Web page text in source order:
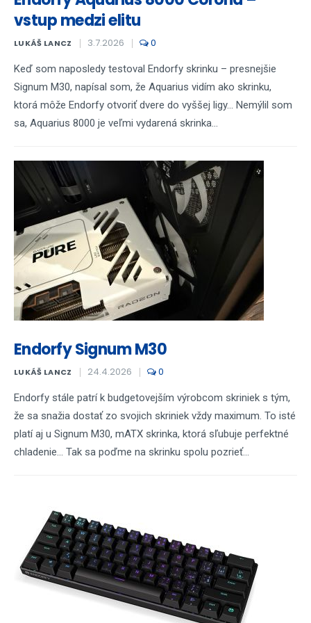
vstup medzi elitu
LUKÁŠ LANCZ 3.7.2026 0
Keď som naposledy testoval Endorfy skrinku – presnejšie
Signum M30, napísal som, že Aquarius vidím ako skrinku,
ktorá môže Endorfy otvoriť dvere do vyššej ligy... Nemýlil som
sa, Aquarius 8000 je veľmi vydarená skrinka...
Endorfy Signum M30
LUKÁŠ LANCZ 24.4.2026 0
Endorfy stále patrí k budgetovejším výrobcom skriniek s tým,
že sa snažia dostať zo svojich skriniek vždy maximum. To isté
platí aj u Signum M30, mATX skrinka, ktorá sľubuje perfektné
chladenie... Tak sa poďme na skrinku spolu pozrieť...